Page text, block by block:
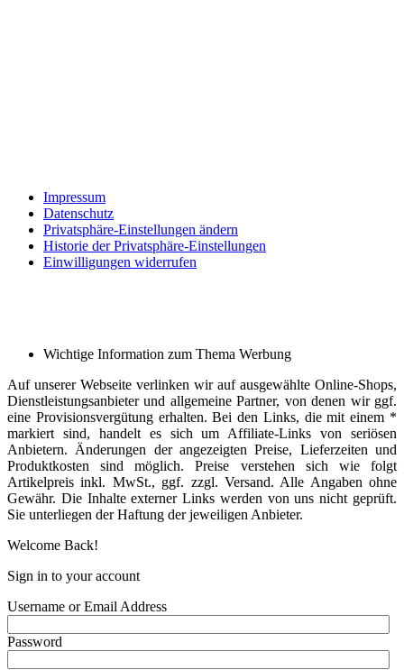
Impressum
Datenschutz
Privatsphäre-Einstellungen ändern
Historie der Privatsphäre-Einstellungen
Einwilligungen widerrufen
Wichtige Information zum Thema Werbung
Auf unserer Webseite verlinken wir auf ausgewählte Online-Shops,
Dienstleistungsanbieter und allgemeine Partner, von denen wir ggf.
eine Provisionsvergütung erhalten. Bei den Links, die mit einem *
markiert sind, handelt es sich um Affiliate-Links von seriösen
Anbietern. Änderungen der angezeigten Preise, Lieferzeiten und
Produktkosten sind möglich. Preise verstehen sich wie folgt
Artikelpreis inkl. MwSt., ggf. zzgl. Versand. Alle Angaben ohne
Gewähr. Die Inhalte externer Links werden von uns nicht geprüft.
Sie unterliegen der Haftung der jeweiligen Anbieter.
Welcome Back!
Sign in to your account
Username or Email Address
Password